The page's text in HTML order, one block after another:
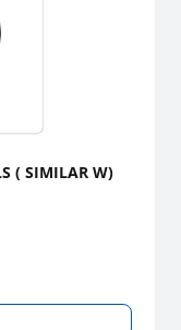
( SIMILAR W)